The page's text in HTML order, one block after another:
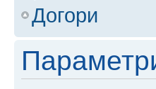
Догори